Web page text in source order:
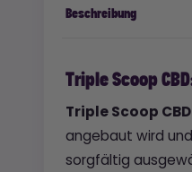
Beschreibung
Triple Scoop
Triple Scoop CBD
angebaut wird
sorgfältig